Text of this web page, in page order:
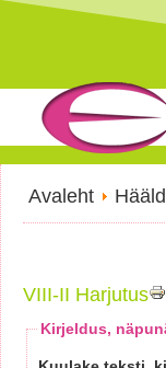
Avaleht
VIII-II Harjutus
Kirjeldus,